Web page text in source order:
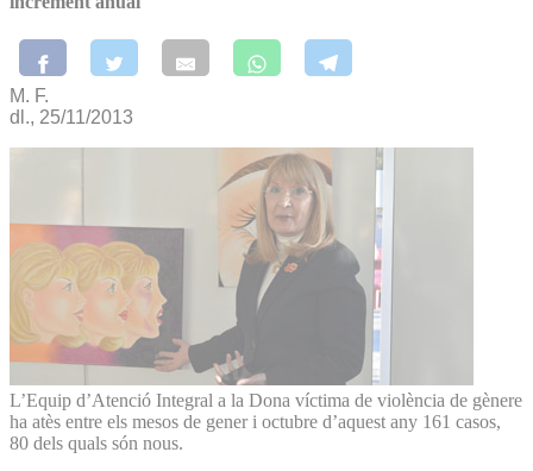
M. F.
dl., 25/11/2013
L’Equip d’Atenció Integral a la Dona víctima de violència de gènere
ha atès entre els mesos de gener i octubre d’aquest any 161 casos,
80 dels quals són nous.